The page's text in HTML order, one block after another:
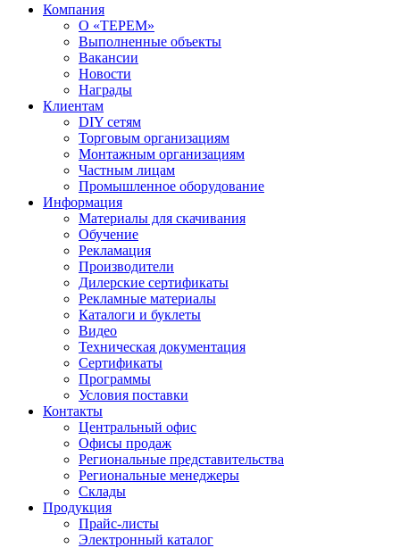
Компания
О «ТЕРЕМ»
Выполненные объекты
Вакансии
Новости
Награды
Клиентам
DIY сетям
Торговым организациям
Монтажным организациям
Частным лицам
Промышленное оборудование
Информация
Материалы для скачивания
Обучение
Рекламация
Производители
Дилерские сертификаты
Рекламные материалы
Каталоги и буклеты
Видео
Техническая документация
Сертификаты
Программы
Условия поставки
Контакты
Центральный офис
Офисы продаж
Региональные представительства
Региональные менеджеры
Склады
Продукция
Прайс-листы
Электронный каталог